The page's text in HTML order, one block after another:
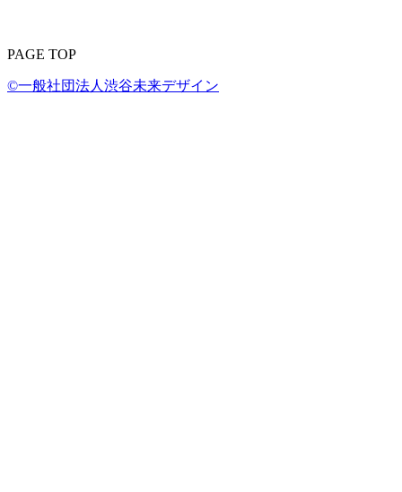
PAGE TOP
©一般社団法人渋谷未来デザイン